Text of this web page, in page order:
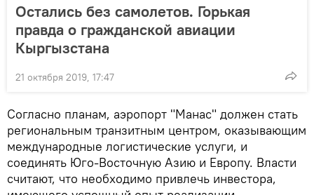
Остались без самолетов. Горькая
правда о гражданской авиации
Кыргызстана
21 октября 2019, 17:47
Согласно планам, аэропорт "Манас" должен стать
региональным транзитным центром, оказывающим
международные логистические услуги, и
соединять Юго-Восточную Азию и Европу. Власти
считают, что необходимо привлечь инвестора,